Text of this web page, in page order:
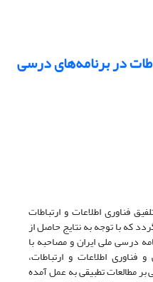
در برنامه‌ها‌ی درسی
فناوری اطلاعات و ارتباطات
که با توجه به نتایج حاصل از
درسی ملی ایران و مصاحبه با
اطلاعات و ارتباطات،
مطالعات تطبیقی به عمل آمده